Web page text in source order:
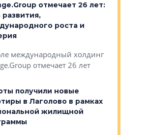
отмечает 26 лет:
развития,
роста и
международный холдинг
отмечает 26 лет
получили новые
в Лаголово в рамках
жилищной